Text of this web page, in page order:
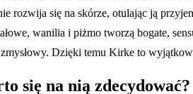
rozwija się na skórze, otulając ją
wanilia i piżmo tworzą bogate,
Dzięki temu Kirke to
się na nią zdecydować?